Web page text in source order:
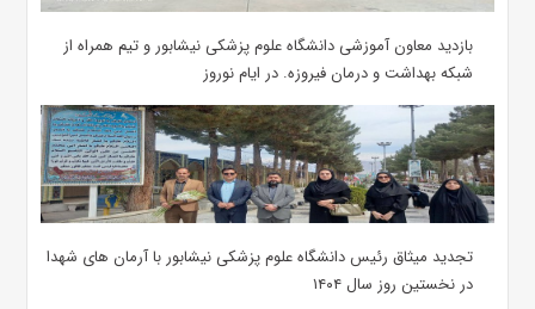
بازدید معاون آموزشی دانشگاه علوم پزشکی نیشابور و تیم همراه از
شبکه بهداشت و درمان فیروزه. در ایام نوروز
تجدید میثاق رئیس دانشگاه علوم پزشکی نیشابور با آرمان های شهدا
در نخستین روز سال ۱۴۰۴